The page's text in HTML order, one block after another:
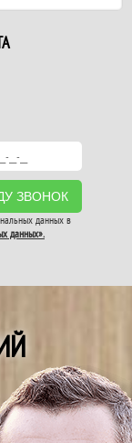
ЗВОНОК
данных в
данных».